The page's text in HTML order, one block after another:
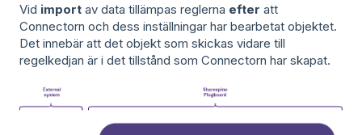
Vid import av data tillämpas reglerna efter att
Connectorn och dess inställningar har bearbetat objektet.
Det innebär att det objekt som skickas vidare till
regelkedjan är i det tillstånd som Connectorn har skapat.